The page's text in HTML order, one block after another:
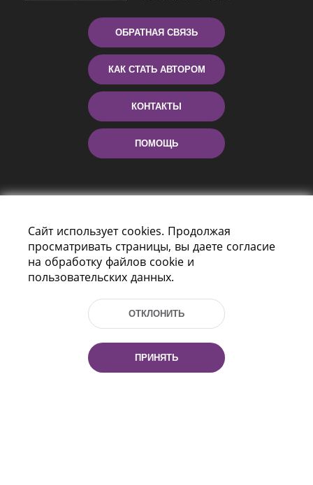
ОБРАТНАЯ СВЯЗЬ
КАК СТАТЬ АВТОРОМ
КОНТАКТЫ
ПОМОЩЬ
Пр-т Независимости 116
Тел.: (+375 17) 368 37 37, Факс: (+375 17)
Сайт использует cookies. Продолжая
просматривать страницы, вы даете согласие
на обработку файлов cookie и
пользовательских данных.
ОТКЛОНИТЬ
ПРИНЯТЬ